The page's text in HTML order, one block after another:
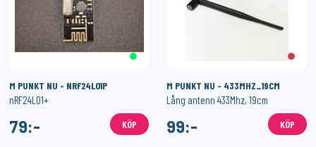
M PUNKT NU - NRF24L01P
nRF24L01+
79:- KÖP
M PUNKT NU - 433MHZ_19CM
Lång antenn 433Mhz, 19cm
99:- KÖP